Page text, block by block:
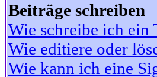
Beiträge schreiben
Wie schreibe ich ein
Wie editiere oder
Wie kann ich eine